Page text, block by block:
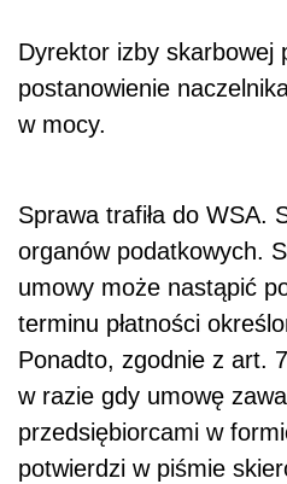
Dyrektor izby skarbowej
postanowienie
w mocy.
Sprawa trafiła do WSA.
organów podatkowych.
umowy może nastąpić
terminu płatności
Ponadto, zgodnie z art.
w razie gdy umowę
przedsiębiorcami w
potwierdzi w piśmie